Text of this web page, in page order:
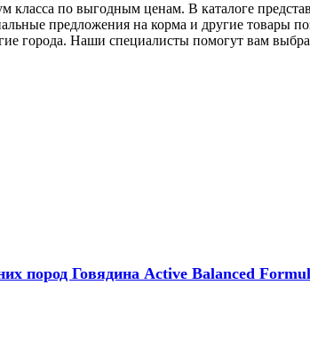
класса по выгодным ценам. В каталоге
предложения на корма и другие товары
города. Наши специалисты помогут вам
пород Говядина Active Balanced